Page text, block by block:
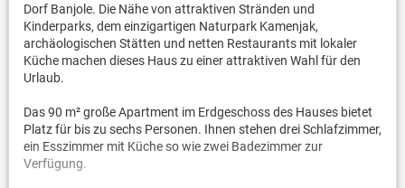
Dorf Banjole. Die Nähe von attraktiven Stränden und
Kinderparks, dem einzigartigen Naturpark Kamenjak,
archäologischen Stätten und netten Restaurants mit lokaler
Küche machen dieses Haus zu einer attraktiven Wahl für den
Urlaub.
Das 90 m² große Apartment im Erdgeschoss des Hauses bietet
Platz für bis zu sechs Personen. Ihnen stehen drei Schlafzimmer,
ein Esszimmer mit Küche so wie zwei Badezimmer zur
Verfügung.